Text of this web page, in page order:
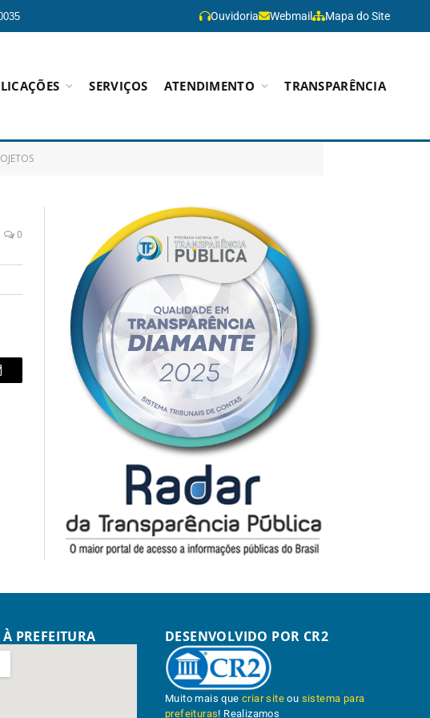
Ouvidoria Webmail Mapa do Site
SERVIÇOS ATENDIMENTO TRANSPARÊNCIA
0
PREFEITURA DESENVOLVIDO POR CR2
Muito mais quecriar site ou sistema para
prefeituras! Realizamos